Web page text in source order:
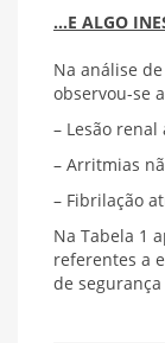
…E ALGO
Na análise
observou-se
– Lesão renal
– Arritmias
– Fibrilação
Na Tabela 1
referentes a
de